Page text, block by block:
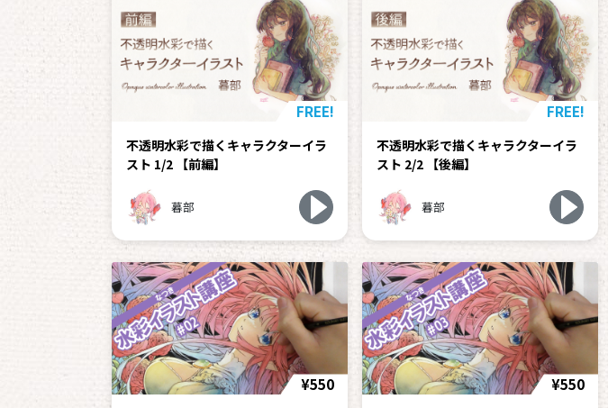
FREE!
不透明水彩で描くキャラクターイラ
スト 1/2 【前編】
暮部
FREE!
不透明水彩で描くキャラクターイラ
スト 2/2 【後編】
暮部
¥550 ¥550